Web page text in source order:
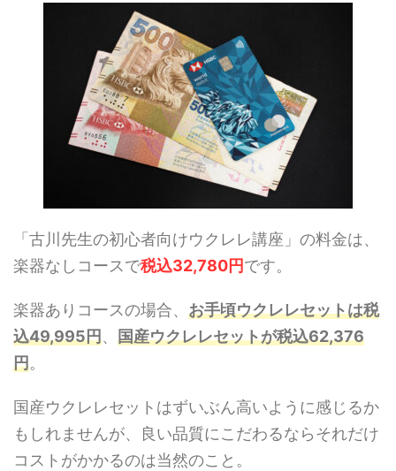
「古川先生の初心者向けウクレレ講座」の料金は、
楽器なしコースで税込32,780円です。
楽器ありコースの場合、 お手頃ウクレレセットは税
込49,995円、 国産ウクレレセットが税込62,376
円。
国産ウクレレセットはずいぶん高いように感じるか
もしれませんが、良い品質にこだわるならそれだけ
コストがかかるのは当然のこと。